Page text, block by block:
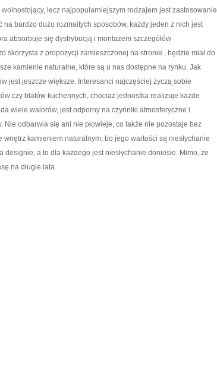
lecz najpopularniejszym rodzajem jest zastosowanie
bardzo dużo rozmaitych sposobów, każdy jeden z nich jest
absorbuje się dystrybucją i montażem szczegółów
skorzysta z propozycji zamieszczonej na stronie , będzie miał do
kamienie naturalne, które są u nas dostępne na rynku. Jak
jest jeszcze większe. Interesanci najczęściej życzą sobie
czy blatów kuchennych, chociaż jednostka realizuje każde
wiele walorów, jest odporny na czynniki atmosferyczne i
odbarwia się ani nie płowieje, co także nie pozostaje bez
kamieniem naturalnym, bo jego wartości są niesłychanie
a to dla każdego jest niesłychanie doniosłe. Mimo, że
na długie lata.